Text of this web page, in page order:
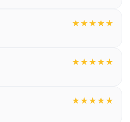
★ ★ ★ ★ ★
★ ★ ★ ★ ★
★ ★ ★ ★ ★